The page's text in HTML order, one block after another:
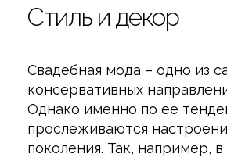
Стиль и декор
Свадебная мода – одно из
консервативных
Однако именно по ее
прослеживаются
поколения. Так, например,